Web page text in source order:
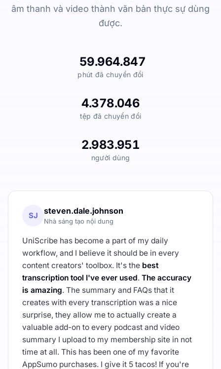
âm thanh và video thành văn bản thực sự dùng
được.
59.964.847
phút đã chuyển đổi
4.378.046
tệp đã chuyển đổi
2.983.951
người dùng
SJ steven.dale.johnson
Nhà sáng tạo nội dung
UniScribe has become a part of my daily
workflow, and I believe it should be in every
content creators' toolbox. It's the best
transcription tool I've ever used. The accuracy
is amazing. The summary and FAQs that it
creates with every transcription was a nice
surprise, they allow me to actually create a
valuable add-on to every podcast and video
summary I upload to my membership site in not
time at all. This has been one of my favorite
AppSumo purchases. I give it 5 tacos! If you're